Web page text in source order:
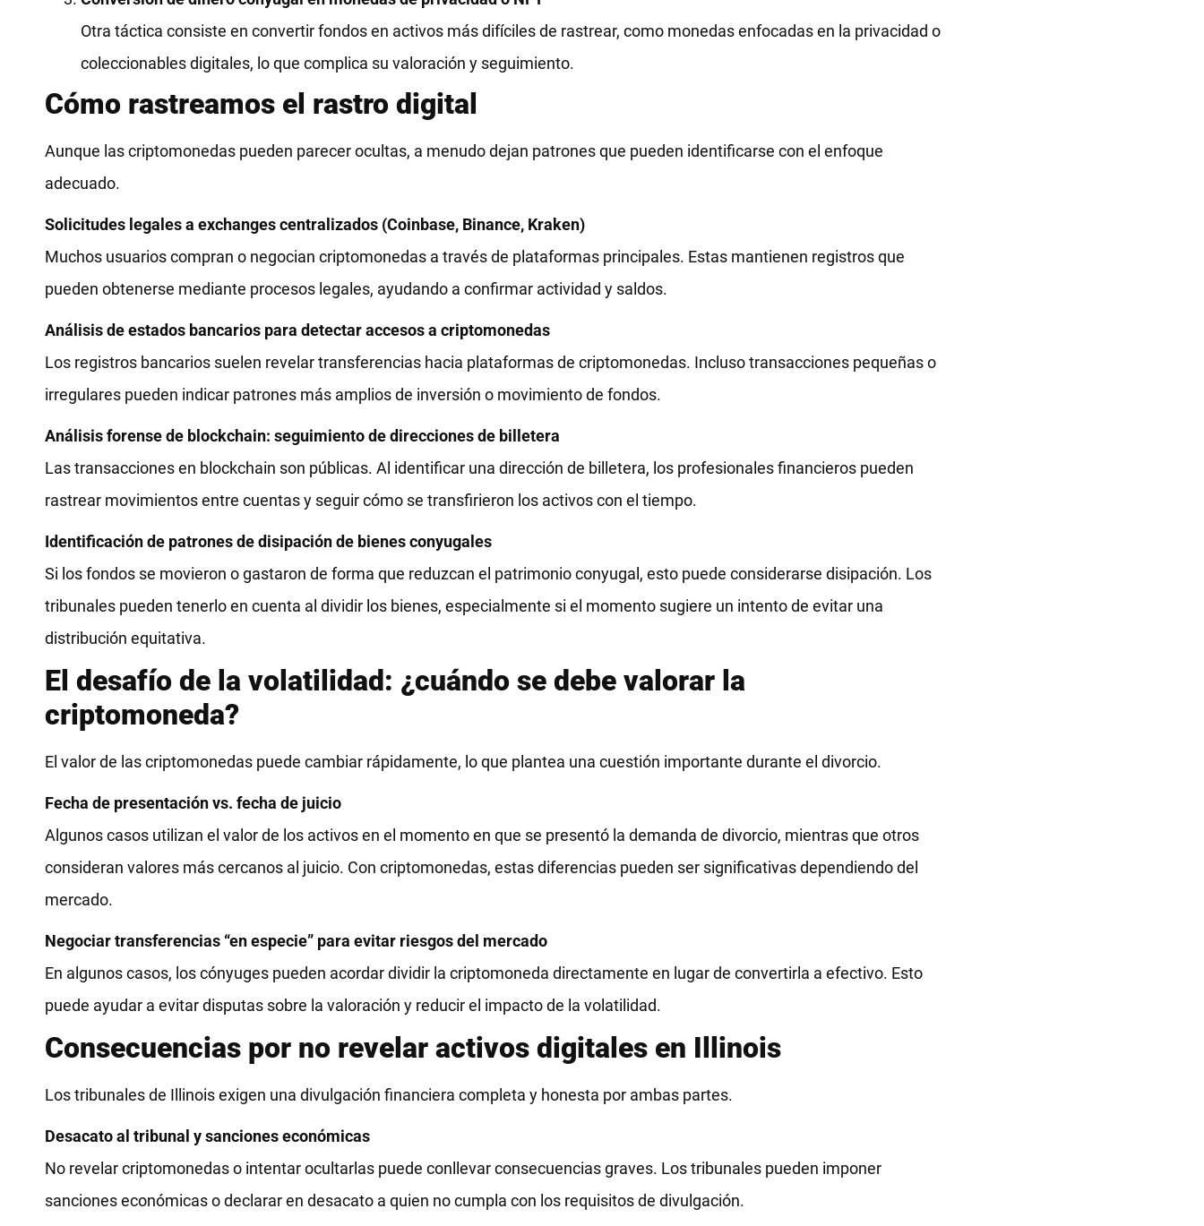
Otra táctica consiste en convertir fondos en activos más difíciles de rastrear, como monedas enfocadas en la privacidad o
coleccionables digitales, lo que complica su valoración y seguimiento.
Cómo rastreamos el rastro digital
Aunque las criptomonedas pueden parecer ocultas, a menudo dejan patrones que pueden identificarse con el enfoque
adecuado.
Solicitudes legales a exchanges centralizados (Coinbase, Binance, Kraken)
Muchos usuarios compran o negocian criptomonedas a través de plataformas principales. Estas mantienen registros que
pueden obtenerse mediante procesos legales, ayudando a confirmar actividad y saldos.
Análisis de estados bancarios para detectar accesos a criptomonedas
Los registros bancarios suelen revelar transferencias hacia plataformas de criptomonedas. Incluso transacciones pequeñas o
irregulares pueden indicar patrones más amplios de inversión o movimiento de fondos.
Análisis forense de blockchain: seguimiento de direcciones de billetera
Las transacciones en blockchain son públicas. Al identificar una dirección de billetera, los profesionales financieros pueden
rastrear movimientos entre cuentas y seguir cómo se transfirieron los activos con el tiempo.
Identificación de patrones de disipación de bienes conyugales
Si los fondos se movieron o gastaron de forma que reduzcan el patrimonio conyugal, esto puede considerarse disipación. Los
tribunales pueden tenerlo en cuenta al dividir los bienes, especialmente si el momento sugiere un intento de evitar una
distribución equitativa.
El desafío de la volatilidad: ¿cuándo se debe valorar la
criptomoneda?
El valor de las criptomonedas puede cambiar rápidamente, lo que plantea una cuestión importante durante el divorcio.
Fecha de presentación vs. fecha de juicio
Algunos casos utilizan el valor de los activos en el momento en que se presentó la demanda de divorcio, mientras que otros
consideran valores más cercanos al juicio. Con criptomonedas, estas diferencias pueden ser significativas dependiendo del
mercado.
Negociar transferencias “en especie” para evitar riesgos del mercado
En algunos casos, los cónyuges pueden acordar dividir la criptomoneda directamente en lugar de convertirla a efectivo. Esto
puede ayudar a evitar disputas sobre la valoración y reducir el impacto de la volatilidad.
Consecuencias por no revelar activos digitales en Illinois
Los tribunales de Illinois exigen una divulgación financiera completa y honesta por ambas partes.
Desacato al tribunal y sanciones económicas
No revelar criptomonedas o intentar ocultarlas puede conllevar consecuencias graves. Los tribunales pueden imponer
sanciones económicas o declarar en desacato a quien no cumpla con los requisitos de divulgación.